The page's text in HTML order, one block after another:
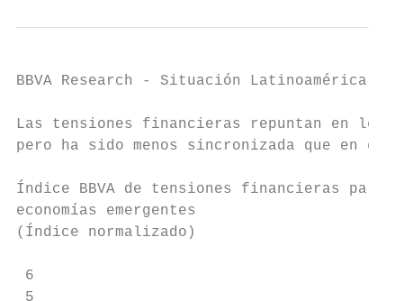
BBVA Research - Situación Latinoamérica
Las tensiones financieras repuntan en los
pero ha sido menos sincronizada que en
Índice BBVA de tensiones
economías emergentes
(Índice normalizado)
6
5